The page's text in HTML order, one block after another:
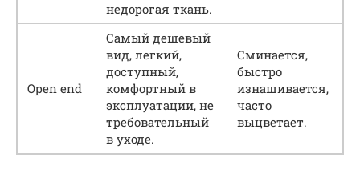
недорогая ткань.
Open end
Самый дешевый
вид, легкий,
доступный,
комфортный в
эксплуатации, не
требовательный
в уходе.
Сминается,
быстро
изнашивается,
часто
выцветает.